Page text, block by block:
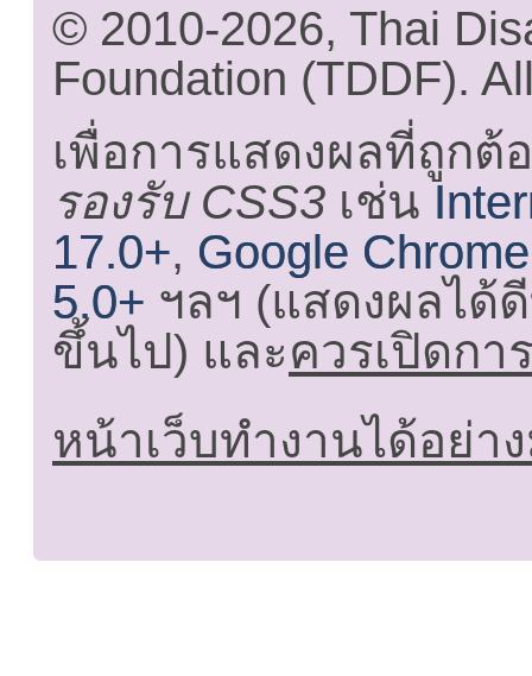
© 2010-2026, Thai
Foundation (TDDF).
เพื่อการแสดงผลที่ถูกต้
รองรับ CSS3 เช่น
17.0+, Google
5.0+ ฯลฯ (แสดงผลได้
ขึ้นไป) และควรเปิดกา
หน้าเว็บทำงานได้อย่า